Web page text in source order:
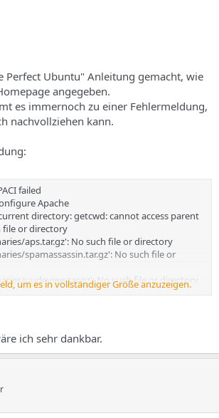
Perfect Ubuntu" Anleitung gemacht, wie
angegeben.
es immernoch zu einer Fehlermeldung,
nachvollziehen kann.
failed
Apache
directory: getcwd: cannot access parent
file or directory
aps.tar.gz': No such file or directory
spamassassin.tar.gz': No such file or
uudeview.tar.gz': No such file or directory
clamav.tar.gz': No such file or directory
zip': No such file or directory
unzip': No such file or directory
Cannot open: No such file or directory
exiting now
2
um es in vollständiger Größe anzuzeigen.
ich sehr dankbar.